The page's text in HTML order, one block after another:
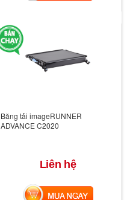
Băng tải imageRUNNER
ADVANCE C2020
Liên hệ
MUA NGAY